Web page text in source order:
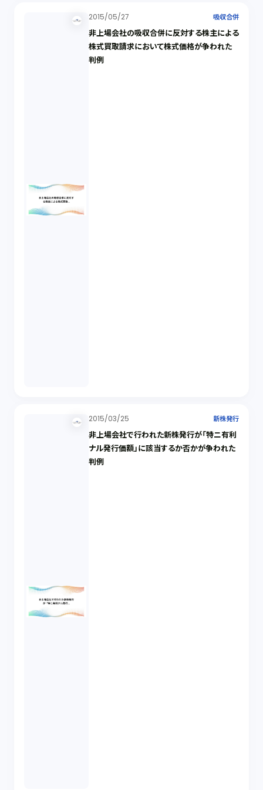
2015/05/27 吸収合併
非上場会社の吸収合併に反対する株主による
株式買取請求において株式価格が争われた
判例
2015/03/25 新株発行
非上場会社で行われた新株発行が「特ニ有利
ナル発行価額」に該当するか否かが争われた
判例